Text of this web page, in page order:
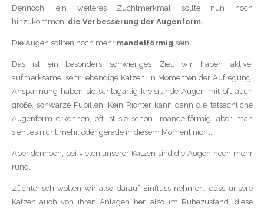
Dennoch, ein weiteres Zuchtmerkmal sollte nun noch
hinzukommen: die Verbesserung der Augenform.
Die Augen sollten noch mehrmandelförmig sein.
Das ist ein besonders schwieriges Ziel; wir haben aktive,
aufmerksame, sehr lebendige Katzen. In Momenten der Aufregung,
Anspannung haben sie schlagartig kreisrunde Augen mit oft auch
große, schwarze Pupillen. Kein Richter kann dann die tatsächliche
Augenform erkennen, oft ist sie schon mandelförmig, aber man
sieht es nicht mehr, oder gerade in diesem Moment nicht.
Aber dennoch, bei vielen unserer Katzen sind die Augen noch mehr
rund.
Züchterisch wollen wir also darauf Einfluss nehmen, dass unsere
Katzen auch von ihren Anlagen her, also im Ruhezustand, diese